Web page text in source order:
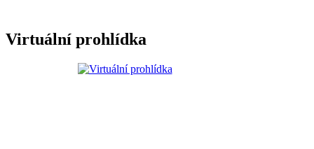
Virtuální prohlídka